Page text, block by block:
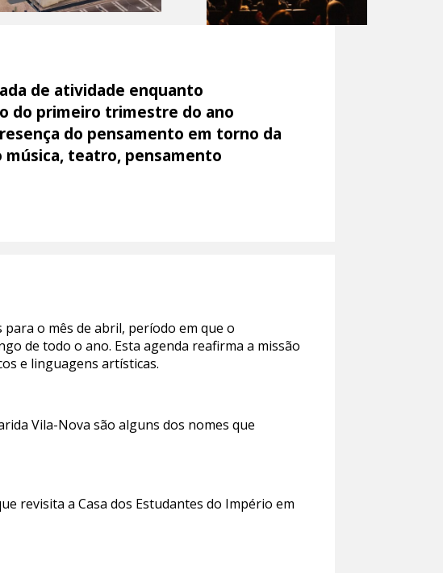
de atividade enquanto
do primeiro trimestre do ano
do pensamento em torno da
teatro, pensamento
para o mês de abril, período em que o
de todo o ano. Esta agenda reafirma a missão
e linguagens artísticas.
Vila-Nova são alguns dos nomes que
revisita a Casa dos Estudantes do Império em